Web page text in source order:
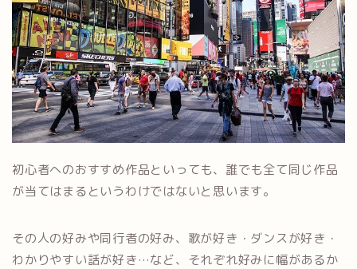
初心者へのおすすめ作品といっても、誰でも全て同じ作品
が当てはまるというわけではないと思います。
その人の好みや同行者の好み、歌が好き・ダンスが好き・
わかりやすい話が好き…など、それぞれ好みに幅があるか